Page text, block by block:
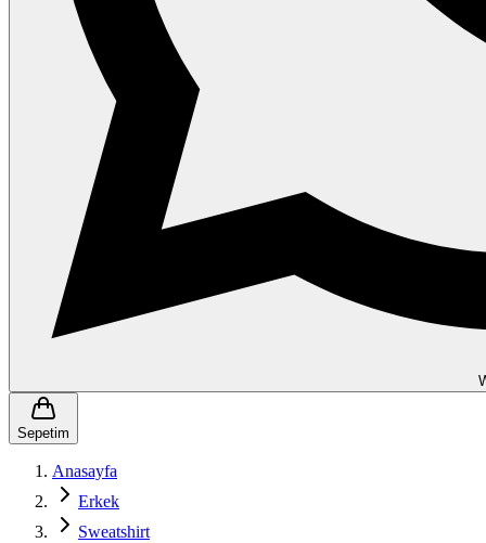
Sepetim
Anasayfa
Erkek
Sweatshirt